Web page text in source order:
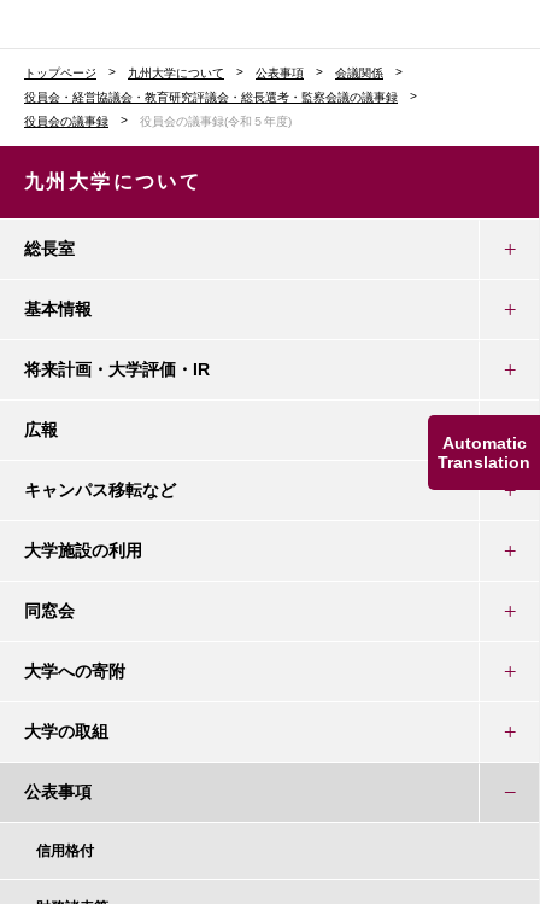
Automatic
Translation
トップページ 九州大学について 公表事項
会議関係
役員会・経営協議会・教育研究評議会・総長選考・監察会議の議事録
役員会の議事録
役員会の議事録(令和５年度)
九州大学について
総長室
基本情報
将来計画・大学評価・IR
広報
キャンパス移転など
大学施設の利用
同窓会
大学への寄附
大学の取組
公表事項
信用格付